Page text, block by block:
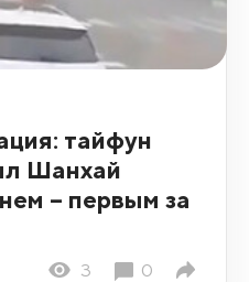
тайфун
Шанхай
– первым за
3 0